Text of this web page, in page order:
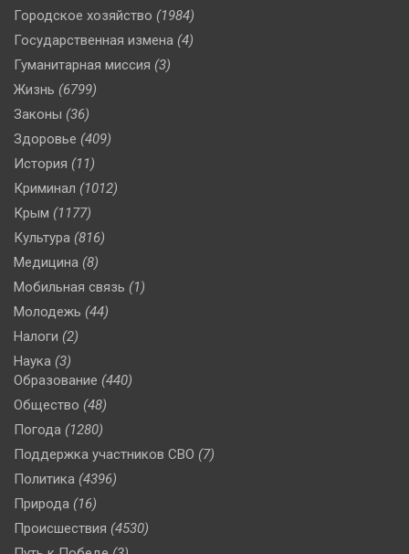
Городское хозяйство (1984)
Государственная измена (4)
Гуманитарная миссия (3)
Жизнь (6799)
Законы (36)
Здоровье (409)
История (11)
Криминал (1012)
Крым (1177)
Культура (816)
Медицина (8)
Мобильная связь (1)
Молодежь (44)
Налоги (2)
Наука (3)
Образование (440)
Общество (48)
Погода (1280)
Поддержка участников СВО (7)
Политика (4396)
Природа (16)
Происшествия (4530)